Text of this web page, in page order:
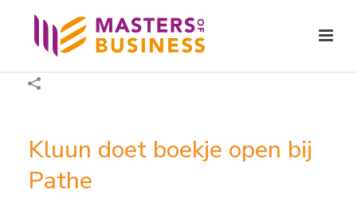
Kluun doet boekje open bij
Pathe